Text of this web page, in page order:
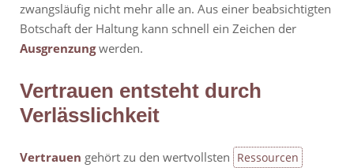
zwangsläufig nicht mehr alle an. Aus einer beabsichtigten
Botschaft der Haltung kann schnell ein Zeichen der
Ausgrenzungwerden.
Vertrauen entsteht durch
Verlässlichkeit
Vertrauen gehört zu den wertvollsten Ressourcen